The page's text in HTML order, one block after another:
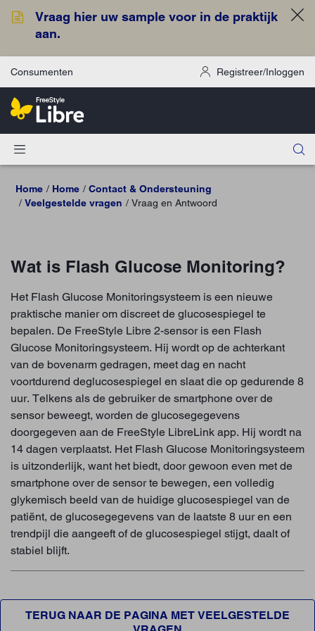
Vraag hier uw sample voor in de praktijk
aan.
Consumenten Registreer/Inloggen
Home Home
Contact & Ondersteuning
Veelgestelde vragen
Vraag en Antwoord
Wat is Flash Glucose Monitoring?
Het Flash Glucose Monitoringsysteem is een nieuwe
praktische manier om discreet de glucosespiegel te
bepalen. De FreeStyle Libre 2-sensor is een Flash
Glucose Monitoringsysteem. Hij wordt op de achterkant
van de bovenarm gedragen, meet dag en nacht
voortdurend deglucosespiegel en slaat die op gedurende 8
uur. Telkens als de gebruiker de smartphone over de
sensor beweegt, worden de glucosegegevens
doorgegeven aan de FreeStyle LibreLink app. Hij wordt na
14 dagen verplaatst. Het Flash Glucose Monitoringsysteem
is uitzonderlijk, want het biedt, door gewoon even met de
smartphone over de sensor te bewegen, een volledig
glykemisch beeld van de huidige glucosespiegel van de
patiënt, de glucosegegevens van de laatste 8 uur en een
trendpijl die aangeeft of de glucosespiegel stijgt, daalt of
stabiel blijft.
TERUG NAAR DE PAGINA MET VEELGESTELDE